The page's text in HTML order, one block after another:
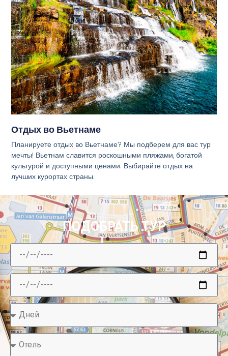
Отдых во Вьетнаме
Планируете отдых во Вьетнаме? Мы подберем для вас тур
мечты! Вьетнам славится роскошными пляжами, богатой
культурой и доступными ценами. Выбирайте отдых на
лучших курортах страны.
ПОДОБРАТЬ ТУР